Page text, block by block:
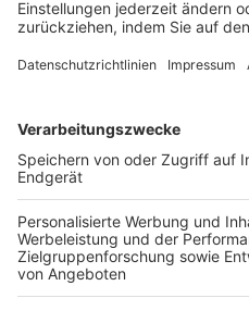
FOLGE DEM BFV
TOP-VEREINE
TOP-PARTNER